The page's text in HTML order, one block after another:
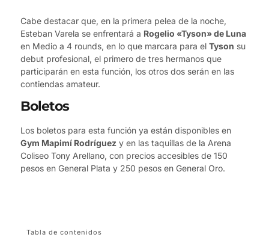
Cabe destacar que, en la primera pelea de la noche,
Esteban Varela se enfrentará a Rogelio «Tyson» de Luna
en Medio a 4 rounds, en lo que marcara para el Tyson su
debut profesional, el primero de tres hermanos que
participarán en esta función, los otros dos serán en las
contiendas amateur.
Boletos
Los boletos para esta función ya están disponibles en
Gym Mapimí Rodríguez y en las taquillas de la Arena
Coliseo Tony Arellano, con precios accesibles de 150
pesos en General Plata y 250 pesos en General Oro.
Tabla de contenidos